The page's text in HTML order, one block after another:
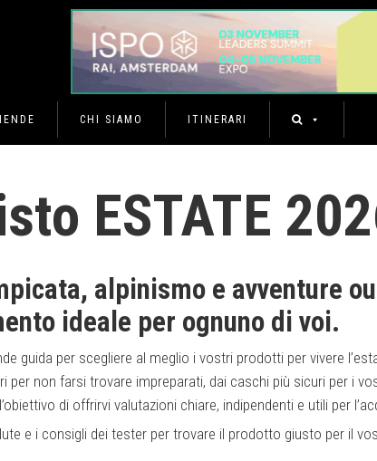
CHI SIAMO ITINERARI
ESTATE
alpinismo e avventure
ideale per ognuno di voi.
guida per scegliere al meglio i vostri prodotti per vivere
per non farsi trovare impreparati, dai caschi più sicuri per i
di offrirvi valutazioni chiare, indipendenti e utili per
e i consigli dei tester per trovare il prodotto giusto per il